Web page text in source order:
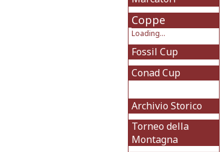
Coppe
Loading...
Fossil Cup
Conad Cup
Archivio Storico
Torneo della
Montagna